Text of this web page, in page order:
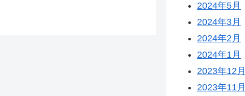
2024年5月
2024年3月
2024年2月
2024年1月
2023年12月
2023年11月